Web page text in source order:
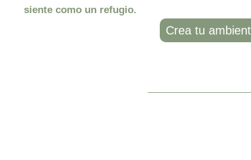
siente como un refugio.
Crea tu